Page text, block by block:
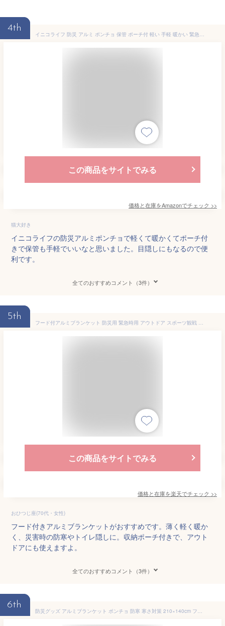
4th
イニコライフ 防災 アルミ ポンチョ 保管 ポーチ付 軽い 手軽 暖かい 緊急時やアウトドアなどに ポーチ付きだから保管に便利 災害 地震 台風 避難 対策 グッズ 簡易トイレ 用 目隠し (シルバー/1枚)
この商品をサイトでみる
価格と在庫をAmazonでチェック >>
猫大好き
イニコライフの防災アルミポンチョで軽くて暖かくてポーチ付
きで保管も手軽でいいなと思いました。目隠しにもなるので便
利です。
全てのおすすめコメント（3件）
5th
フード付アルミブランケット 防災用 緊急時用 アウトドア スポーツ観戦 （ アルミ ブランケット ポンチョ 防災用品 防寒 災害時 目隠し 収納ポーチ付き 薄い 軽量 レジャー 就寝時 ）
この商品をサイトでみる
価格と在庫を楽天でチェック >>
おひつじ座(70代・女性)
フード付きアルミブランケットがおすすめです。薄く軽く暖か
く、災害時の防寒やトイレ隠しに。収納ポーチ付きで、アウト
ドアにも使えますよ。
全てのおすすめコメント（3件）
6th
防災グッズ アルミブランケット ポンチョ 防寒 寒さ対策 210×140cm フード付 アルミ 非常時 災害時 保管用 対策 ポーチ付 軽量 必需品 地震対策 備え 避難時 目隠し アウトドア スポーツ観戦 コジット